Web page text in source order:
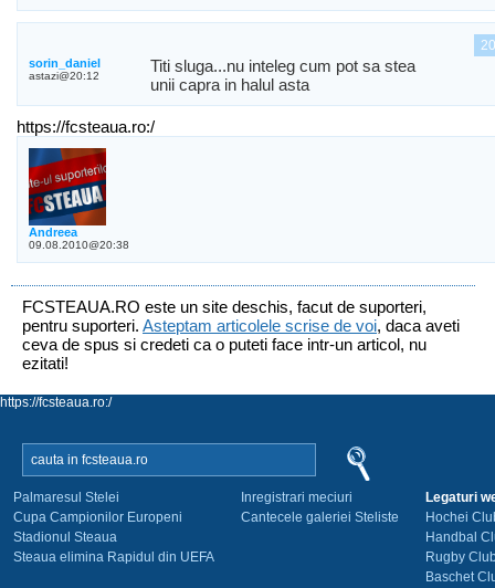
20
sorin_daniel
astazi@20:12
Titi sluga...nu inteleg cum pot sa stea
unii capra in halul asta
https://fcsteaua.ro:/
Andreea
09.08.2010@20:38
FCSTEAUA.RO este un site deschis, facut de suporteri,
pentru suporteri. Asteptam articolele scrise de voi, daca aveti
ceva de spus si credeti ca o puteti face intr-un articol, nu
ezitati!
https://fcsteaua.ro:/
Palmaresul Stelei
Cupa Campionilor Europeni
Stadionul Steaua
Steaua elimina Rapidul din UEFA
Inregistrari meciuri
Cantecele galeriei Steliste
Legaturi
Hochei
Handbal
Rugby
Baschet